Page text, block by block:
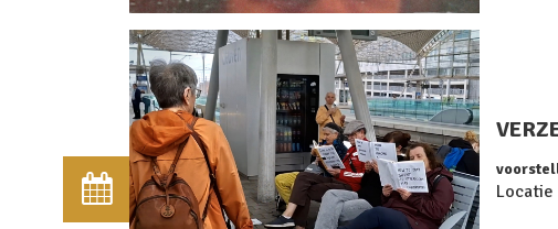
Locatie